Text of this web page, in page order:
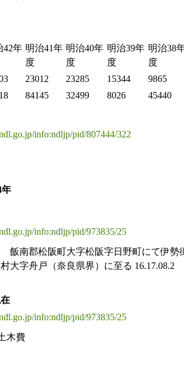
42年 明治41年
度
明治40年
度
明治39年
度
明治38
度
23012 23285 15344
9865
84145 32499 8026 45440
info:ndljp/pid/807444/322
年
info:ndljp/pid/973835/25
飯南郡松阪町大字松阪字日野町にて伊勢
村大字舟戸（奈良県界）に至る
info:ndljp/pid/973835/25
木費